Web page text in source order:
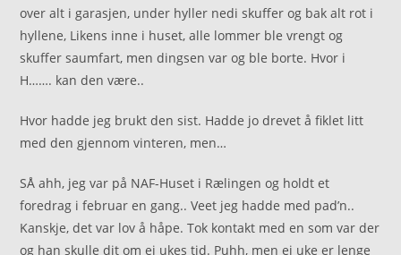
over alt i garasjen, under hyller nedi skuffer og bak alt rot i
hyllene, Likens inne i huset, alle lommer ble vrengt og
skuffer saumfart, men dingsen var og ble borte. Hvor i
H……. kan den være..
Hvor hadde jeg brukt den sist. Hadde jo drevet å fiklet litt
med den gjennom vinteren, men…
SÅ ahh, jeg var på NAF-Huset i Rælingen og holdt et
foredrag i februar en gang.. Veet jeg hadde med pad’n..
Kanskje, det var lov å håpe. Tok kontakt med en som var der
og han skulle dit om ei ukes tid. Puhh, men ei uke er lenge